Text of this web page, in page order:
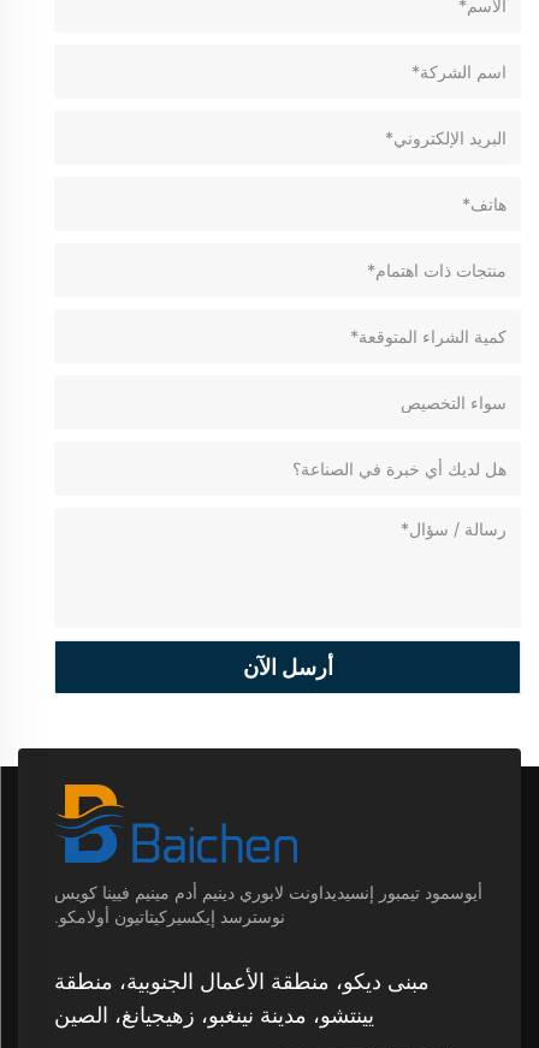
أرسل الآن
أيوسمود تيمبور إنسيديداونت لابوري دينيم أدم مينيم فيينا كويس
نوسترسد إيكسيركيتاتيون أولامكو.
مبنى ديكو، منطقة الأعمال الجنوبية، منطقة
يينتشو، مدينة نينغبو، زهيجيانغ، الصين